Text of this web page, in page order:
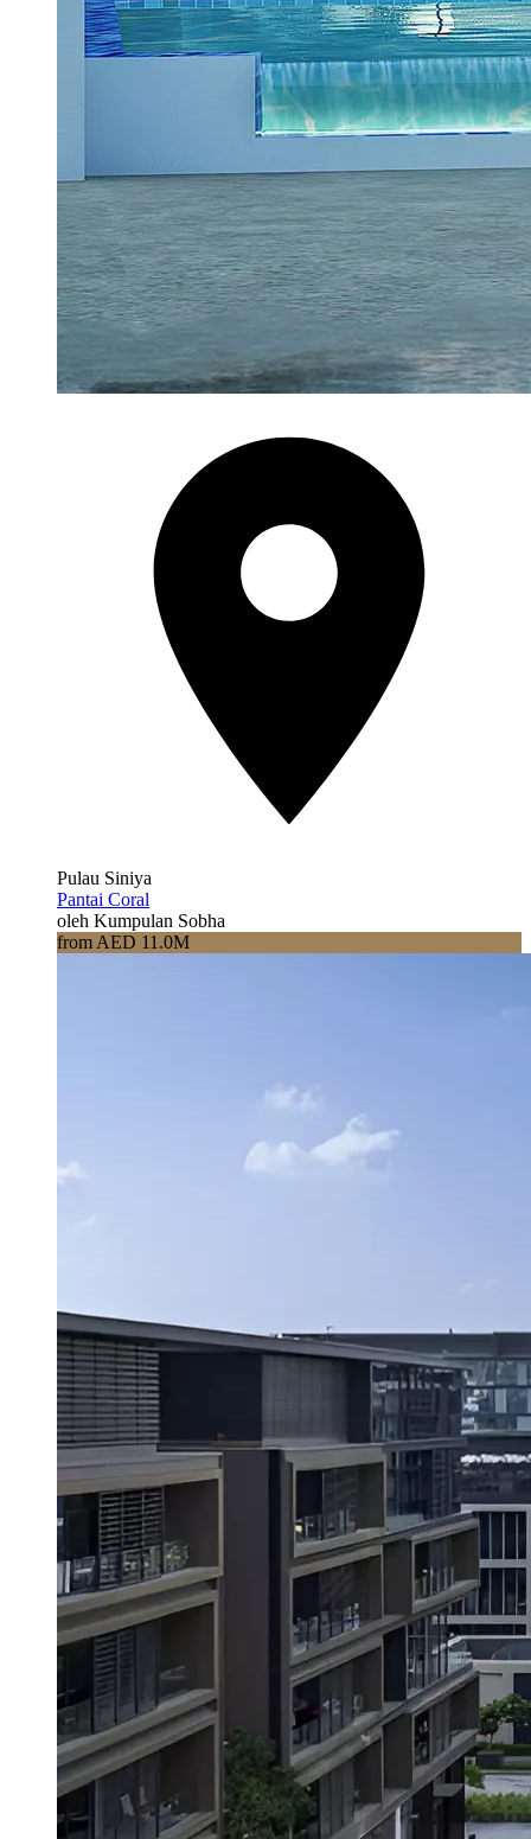
Pulau Siniya
Pantai Coral
oleh Kumpulan Sobha
from AED 11.0M